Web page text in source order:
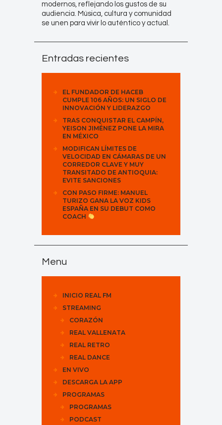
modernos, reflejando los gustos de su
audiencia. Música, cultura y comunidad
se unen para vivir lo auténtico y actual.
Entradas recientes
EL FUNDADOR DE HACEB
CUMPLE 106 AÑOS: UN SIGLO DE
INNOVACIÓN Y LIDERAZGO
TRAS CONQUISTAR EL CAMPÍN,
YEISON JIMÉNEZ PONE LA MIRA
EN MÉXICO
MODIFICAN LÍMITES DE
VELOCIDAD EN CÁMARAS DE UN
CORREDOR CLAVE Y MUY
TRANSITADO DE ANTIOQUIA:
EVITE SANCIONES
CON PASO FIRME: MANUEL
TURIZO GANA LA VOZ KIDS
ESPAÑA EN SU DEBUT COMO
COACH
Menu
INICIO REAL FM
STREAMING
CORAZÓN
REAL VALLENATA
REAL RETRO
REAL DANCE
EN VIVO
DESCARGA LA APP
PROGRAMAS
PROGRAMAS
PODCAST